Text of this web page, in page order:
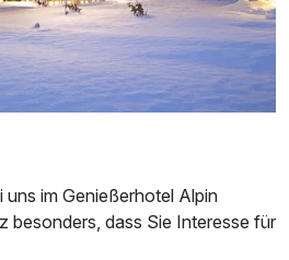
uns im Genießerhotel Alpin
besonders, dass Sie Interesse für